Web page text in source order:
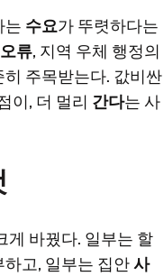
는 수요가 뚜렷하다는
오류, 지역 우체 행정의
주목받는다. 값비싼
이, 더 멀리 간다는 사
게 바꿨다. 일부는 할
하고, 일부는 집안사